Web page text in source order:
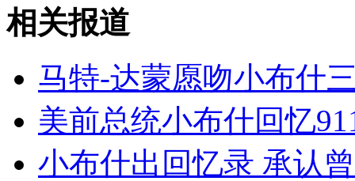
山西运城恶犬咬伤多人 警民合力深夜将其击毙
相关报道
马特-达蒙愿吻小布什
美前总统小布什回忆
小布什出回忆录 承认